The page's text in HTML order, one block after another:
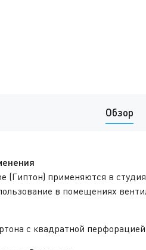
Обзор
(Гиптон) применяются в
в помещениях
с квадратной